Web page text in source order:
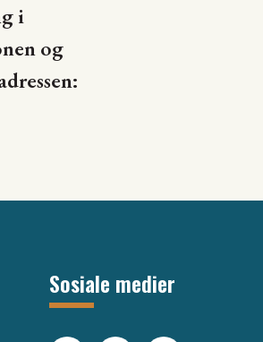
i
og
Sosiale medier